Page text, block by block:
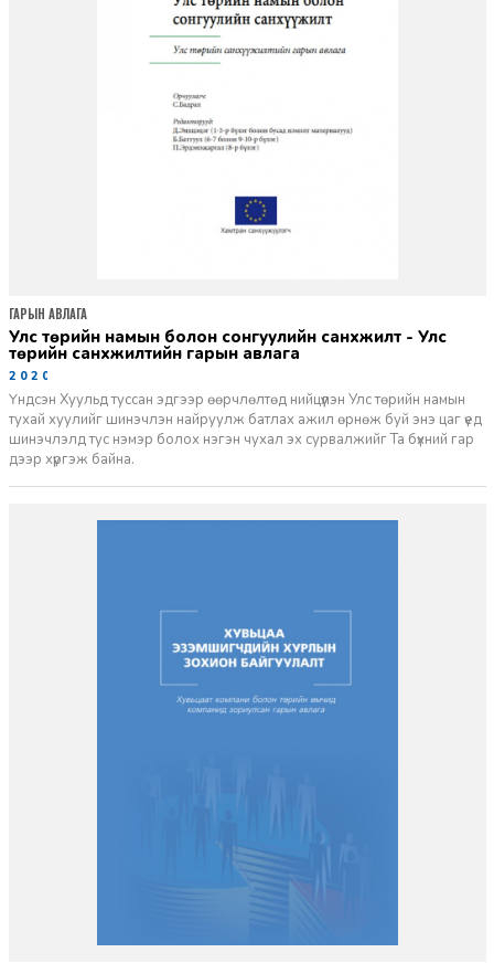
Улс төрийн намын болон сонгуулийн санхүүжилт - Улс
төрийн санхүүжилтийн гарын авлага
2020-04-29
Үндсэн Хуульд туссан эдгээр өөрчлөлтөд нийцүүлэн Улс төрийн намын
тухай хуулийг шинэчлэн найруулж батлах ажил өрнөж буй энэ цаг үед
шинэчлэлд тус нэмэр болох нэгэн чухал эх сурвалжийг Та бүхний гар
дээр хүргэж байна.
ГАРЫН АВЛАГА